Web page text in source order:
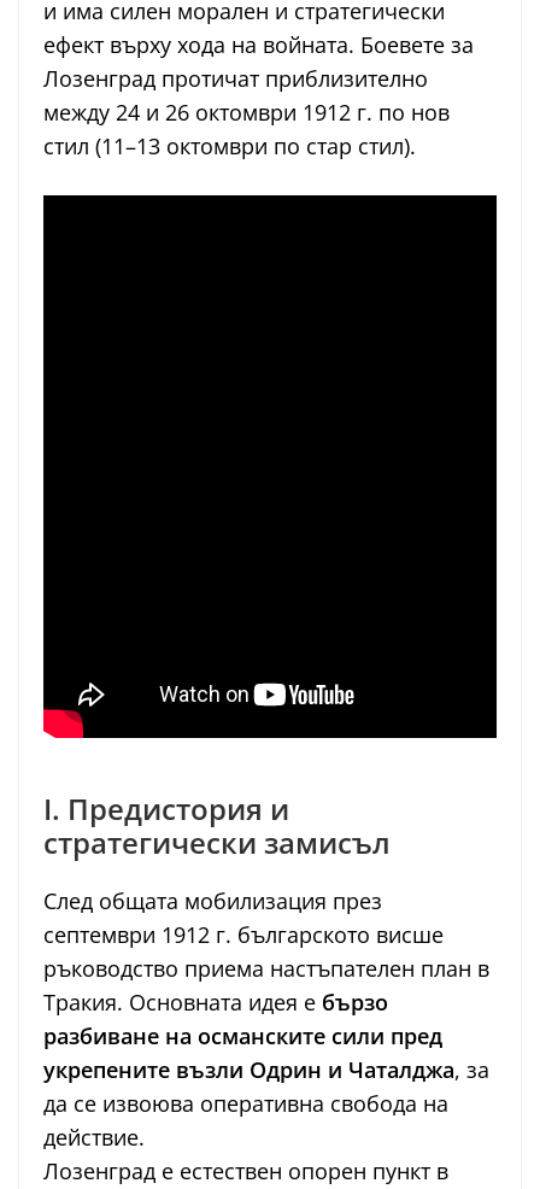
и има силен морален и стратегически
ефект върху хода на войната. Боевете за
Лозенград протичат приблизително
между 24 и 26 октомври 1912 г. по нов
стил (11–13 октомври по стар стил).
I. Предистория и
стратегически замисъл
След общата мобилизация през
септември 1912 г. българското висше
ръководство приема настъпателен план в
Тракия. Основната идея е бързо
разбиване на османските сили пред
укрепените възли Одрин и Чаталджа, за
да се извоюва оперативна свобода на
действие.
Лозенград е естествен опорен пункт в